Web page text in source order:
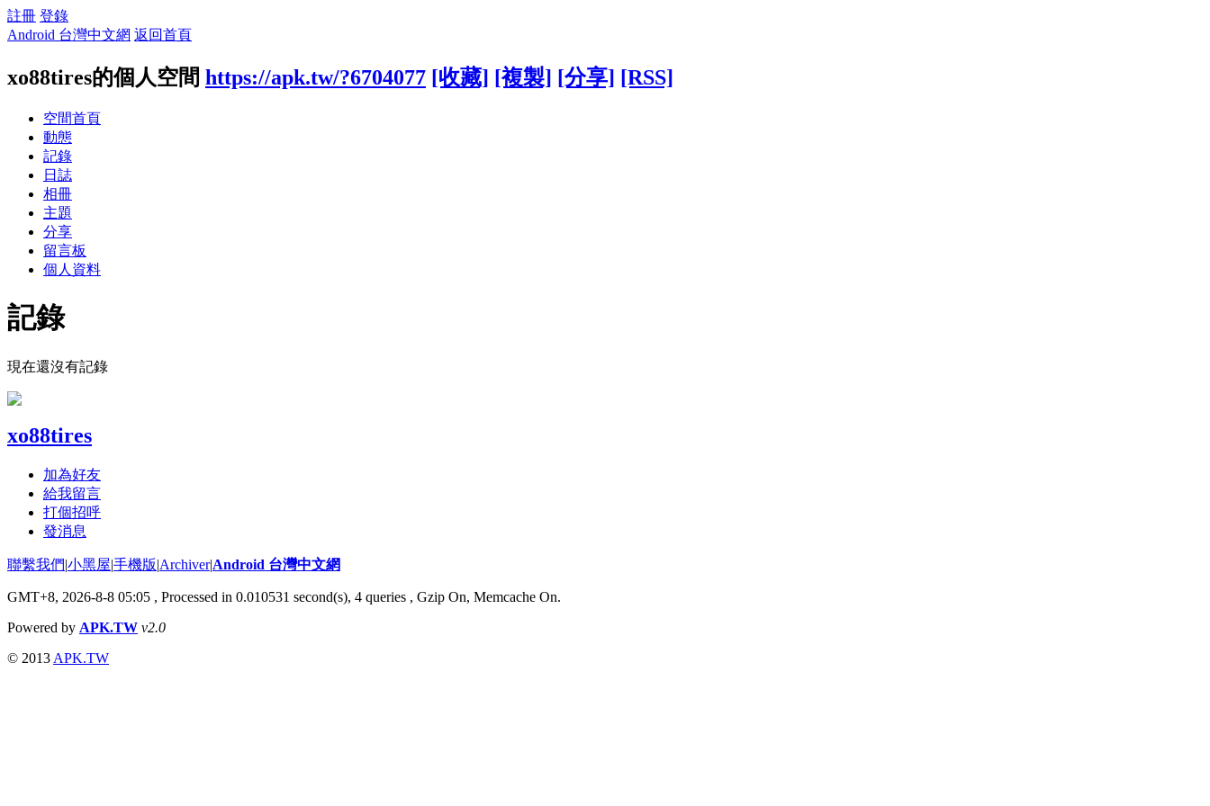
註冊 登錄
Android 台灣中文網 返回首頁
xo88tires的個人空間 https://apk.tw/?6704077 [收藏] [複製] [分享] [RSS]
空間首頁
動態
記錄
日誌
相冊
主題
分享
留言板
個人資料
記錄
現在還沒有記錄
xo88tires
加為好友
給我留言
打個招呼
發消息
聯繫我們|小黑屋|手機版|Archiver|Android 台灣中文網
GMT+8, 2026-8-8 05:05 , Processed in 0.010531 second(s), 4 queries , Gzip On, Memcache On.
Powered by APK.TW v2.0
© 2013 APK.TW